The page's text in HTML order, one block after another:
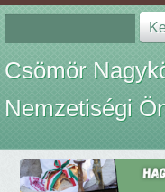
Csömör
Nemzetiségi